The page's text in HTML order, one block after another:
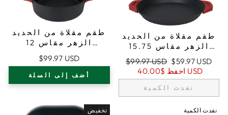
طقم مقلاة من الحديد
الزهر مقاس 12
بوصة/30 سم (عميقة
جدًا) مع مقابض
مزدوجة على شكل
حلقة، مقلاة للقلي،
السيليكون
$99.97 USD
أضف إلى السلة
طقم مقلاة من الحديد
الزهر مقاس 15.75
بمقابض مزدوجة على
شكل حلقة، مقلاة
للقلي، حوامل أواني
من السيليكون
السعر
العادي
$99.97 USD سعر
البيع
$59.97 USD
احفظ $40.00 USD
نفدت الكمية
تخفيض نفدت الكمية